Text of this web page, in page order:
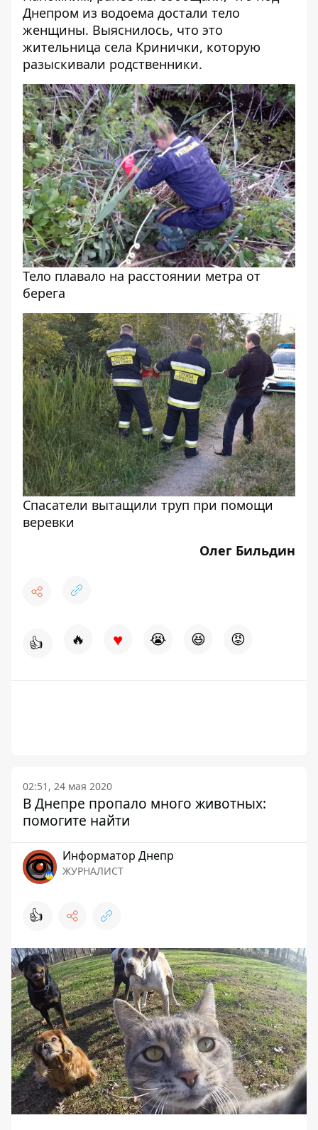
Днепром из водоема достали тело
женщины. Выяснилось, что это
жительница села Кринички, которую
разыскивали родственники.
Тело плавало на расстоянии метра от
берега
Спасатели вытащили труп при помощи
веревки
Олег Бильдин
👍 🔥 ♥ 😭 😆 😡
02:51, 24 мая 2020
В Днепре пропало много животных:
помогите найти
Информатор Днепр
ЖУРНАЛИСТ
👍